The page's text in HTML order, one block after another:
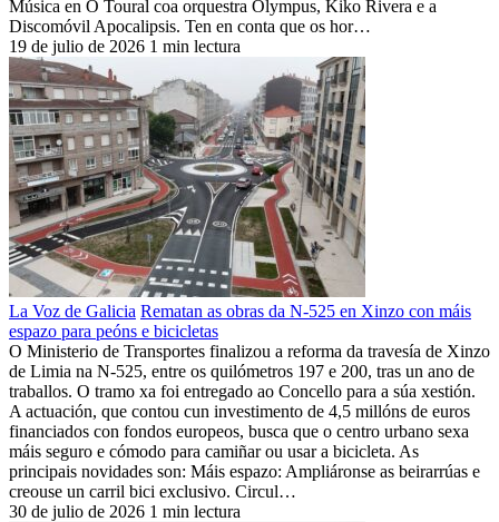
Música en O Toural coa orquestra Olympus, Kiko Rivera e a
Discomóvil Apocalipsis. Ten en conta que os hor…
19 de julio de 2026 1 min lectura
La Voz de Galicia Rematan as obras da N-525 en Xinzo con máis
espazo para peóns e bicicletas
O Ministerio de Transportes finalizou a reforma da travesía de Xinzo
de Limia na N-525, entre os quilómetros 197 e 200, tras un ano de
traballos. O tramo xa foi entregado ao Concello para a súa xestión.
A actuación, que contou cun investimento de 4,5 millóns de euros
financiados con fondos europeos, busca que o centro urbano sexa
máis seguro e cómodo para camiñar ou usar a bicicleta. As
principais novidades son: Máis espazo: Ampliáronse as beirarrúas e
creouse un carril bici exclusivo. Circul…
30 de julio de 2026 1 min lectura